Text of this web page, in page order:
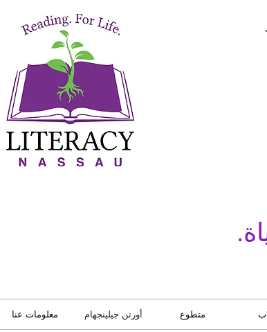
معلومات عنا أورتن جيلينجهام متطوع